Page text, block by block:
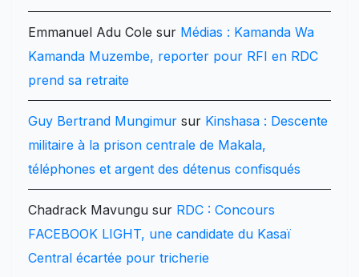
Emmanuel Adu Cole sur Médias : Kamanda Wa
Kamanda Muzembe, reporter pour RFI en RDC
prend sa retraite
Guy Bertrand Mungimur sur Kinshasa : Descente
militaire à la prison centrale de Makala,
téléphones et argent des détenus confisqués
Chadrack Mavungu sur RDC : Concours
FACEBOOK LIGHT, une candidate du Kasaï
Central écartée pour tricherie